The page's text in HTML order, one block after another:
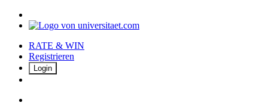
RATE & WIN
Registrieren
Login